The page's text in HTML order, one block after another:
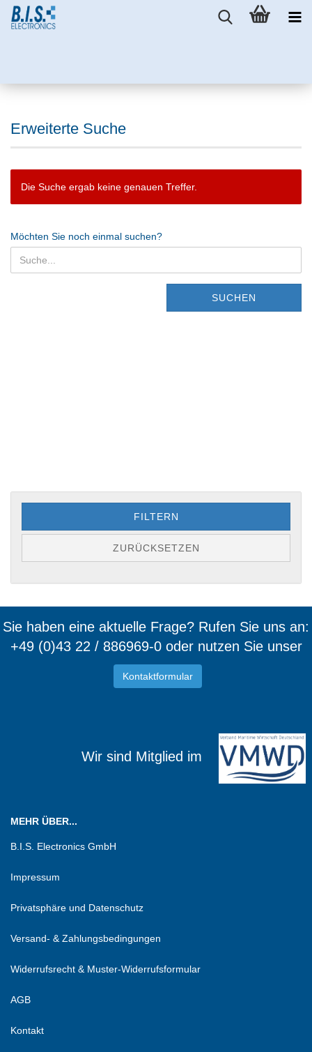
Erweiterte Suche
Die Suche ergab keine genauen Treffer.
Möchten Sie noch einmal suchen?
SUCHEN
FILTERN
ZURÜCKSETZEN
Sie haben eine aktuelle Frage? Rufen Sie uns an:
+49 (0)43 22 / 886969-0 oder nutzen Sie unser
Kontaktformular
Wir sind Mitglied im
MEHR ÜBER...
B.I.S. Electronics GmbH
Impressum
Privatsphäre und Datenschutz
Versand- & Zahlungsbedingungen
Widerrufsrecht & Muster-Widerrufsformular
AGB
Kontakt